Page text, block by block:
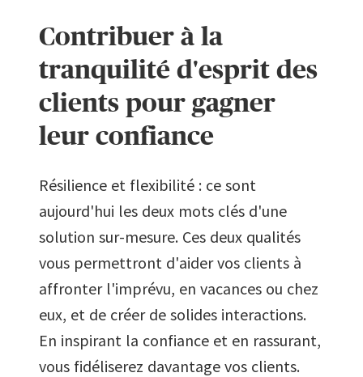
Contribuer à la
tranquilité d'esprit des
clients pour gagner
leur confiance
Résilience et flexibilité : ce sont
aujourd'hui les deux mots clés d'une
solution sur-mesure. Ces deux qualités
vous permettront d'aider vos clients à
affronter l'imprévu, en vacances ou chez
eux, et de créer de solides interactions.
En inspirant la confiance et en rassurant,
vous fidéliserez davantage vos clients.